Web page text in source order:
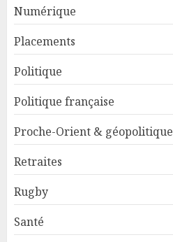
Numérique
Placements
Politique
Politique française
Proche-Orient & géopolitique
Retraites
Rugby
Santé